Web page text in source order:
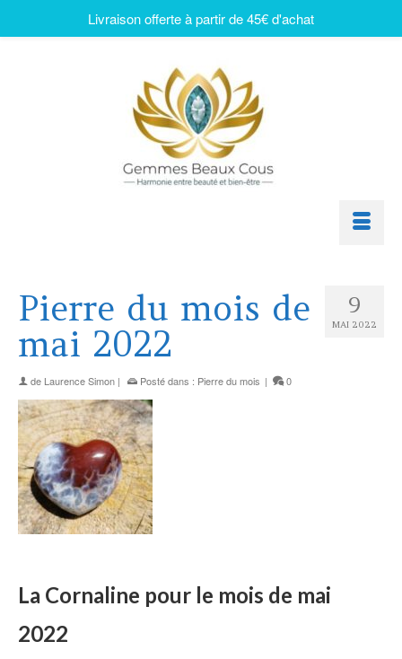
9
MAI 2022
Pierre du mois de
mai 2022
de Laurence Simon | Posté dans : Pierre du mois | 0
La Cornaline pour le mois de mai
2022
Livraison offerte à partir de 45€ d'achat